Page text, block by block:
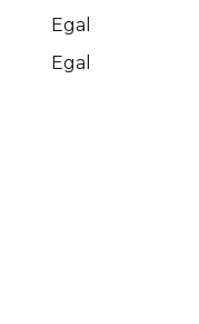
Egal
Egal